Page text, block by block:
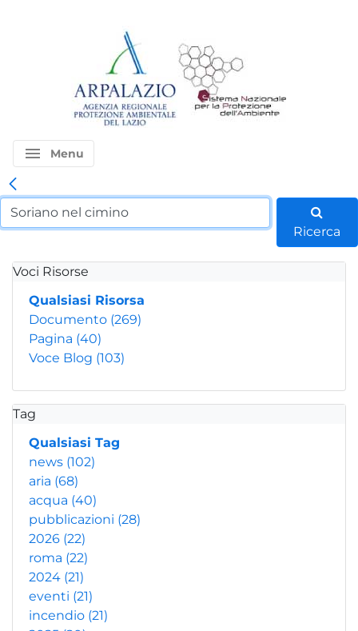
menu Menu
Ricerca
Voci Risorse
Qualsiasi Risorsa
Documento (269)
Pagina (40)
Voce Blog (103)
Tag
Qualsiasi Tag
news (102)
aria (68)
acqua (40)
pubblicazioni (28)
2026 (22)
roma (22)
2024 (21)
eventi (21)
incendio (21)